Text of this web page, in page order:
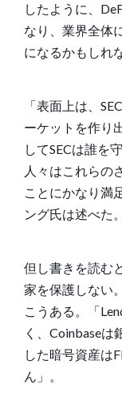
した ように、
なり、業界全体
になるかもしれ
「表面上は、
ーケットを作り
してSECは誰を
人々はこれらの
ことにかなり満
ング氏は述べた 。
但し書きを読む
家を保護しない。
こうある。「
く、Coinbaseは
した暗号資産は
ん」。